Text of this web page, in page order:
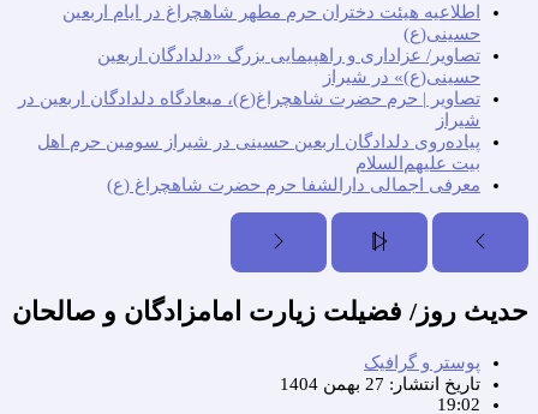
اطلاعیه هیئت دختران حرم مطهر شاهچراغ در ایام اربعین
حسینی(ع)
تصاویر/ عزاداری و راهپیمایی بزرگ «دلدادگان اربعین
حسینی(ع)» در شیراز
تصاویر | حرم حضرت شاهچراغ(ع)، میعادگاه دلدادگان اربعین در
شیراز
پیاده‌روی دلدادگان اربعین حسینی در شیراز سومین حرم اهل
بیت علیهم‌السلام
معرفی اجمالی دارالشفا حرم حضرت شاهچراغ (ع)
حدیث روز/ فضیلت زیارت امامزادگان و صالحان
پوستر و گرافیک
تاریخ انتشار: 27 بهمن 1404
19:02